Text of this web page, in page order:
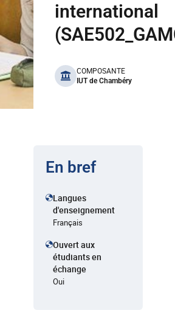
international
benefits
COMPOSANTE
IUT de Chambéry
En bref
Langues
d'enseignement
Français
Ouvert aux
étudiants en
échange
Oui